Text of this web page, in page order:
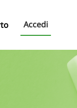
Accedi